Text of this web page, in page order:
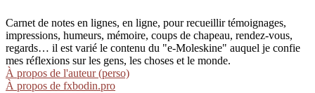
Carnet de notes en lignes, en ligne, pour recueillir témoignages,
impressions, humeurs, mémoire, coups de chapeau, rendez-vous,
regards… il est varié le contenu du "e-Moleskine" auquel je confie
mes réflexions sur les gens, les choses et le monde.
À propos de l'auteur (perso)
À propos de fxbodin.pro